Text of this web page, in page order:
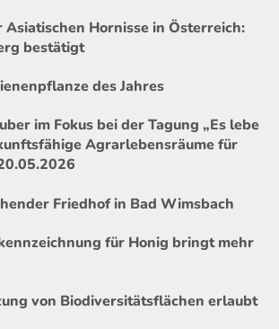
Asiatischen Hornisse in Österreich:
bestätigt
des Jahres
im Fokus bei der Tagung „Es lebe
Agrarlebensräume für
Friedhof in Bad Wimsbach
für Honig bringt mehr
von Biodiversitätsflächen erlaubt